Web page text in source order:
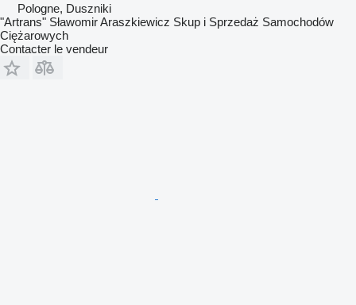
Pologne, Duszniki
"Artrans" Sławomir Araszkiewicz Skup i Sprzedaż Samochodów
Ciężarowych
Contacter le vendeur